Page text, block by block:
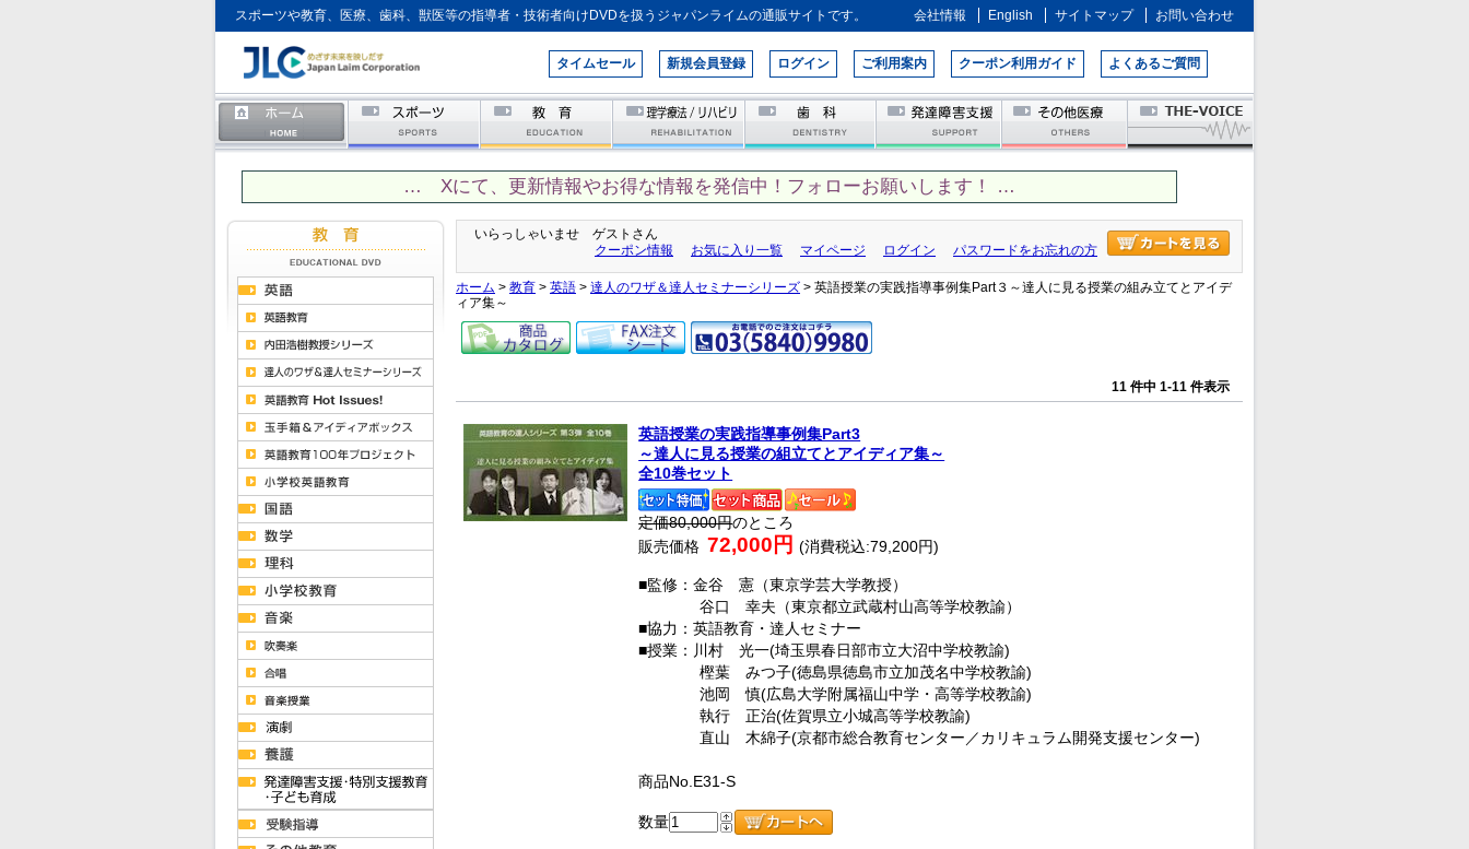
スポーツや教育、医療、歯科、獣医等の指導者・技術者向けDVDを扱うジャパンライムの通販サイトです。 会社情報 English サイトマップ お問い合わせ
タイムセール 新規会員登録 ログイン ご利用案内 クーポン利用ガイド よくあるご質問
… Xにて、更新情報やお得な情報を発信中！フォローお願いします！ …
いらっしゃいませ ゲストさん
クーポン情報
お気に入り一覧 マイページ ログイン パスワードをお忘れの方
ホーム > 教育 > 英語 > 達人のワザ＆達人セミナーシリーズ > 英語授業の実践指導事例集Part３～達人に見る授業の組み立てとアイデ
ィア集～
11 件中 1-11 件表示
英語授業の実践指導事例集Part3
～達人に見る授業の組立てとアイディア集～
全10巻セット
定価80,000円のところ
販売価格 72,000円 (消費税込:79,200円)
■監修：金谷 憲（東京学芸大学教授）
谷口 幸夫（東京都立武蔵村山高等学校教諭）
■協力：英語教育・達人セミナー
■授業：川村 光一(埼玉県春日部市立大沼中学校教諭)
樫葉 みつ子(徳島県徳島市立加茂名中学校教諭)
池岡 慎(広島大学附属福山中学・高等学校教諭)
執行 正治(佐賀県立小城高等学校教諭)
直山 木綿子(京都市総合教育センター／カリキュラム開発支援センター)
商品No.E31-S
数量